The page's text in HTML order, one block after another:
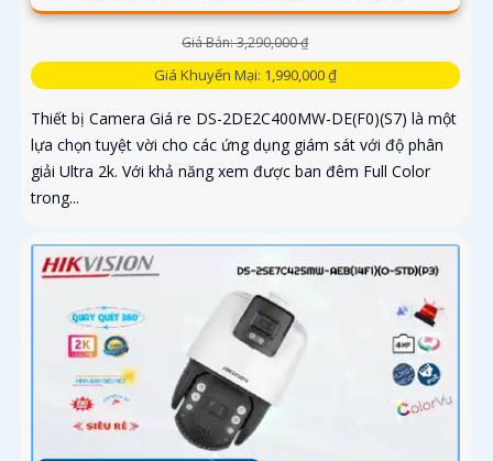
Giá Bán: 3,290,000 ₫
Giá Khuyến Mại: 1,990,000 ₫
Thiết bị Camera Giá re DS-2DE2C400MW-DE(F0)(S7) là một
lựa chọn tuyệt vời cho các ứng dụng giám sát với độ phân
giải Ultra 2k. Với khả năng xem được ban đêm Full Color
trong...